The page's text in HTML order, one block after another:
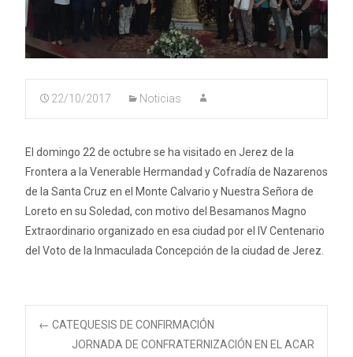
22/10/2017 Noticias
El domingo 22 de octubre se ha visitado en Jerez de la
Frontera a la Venerable Hermandad y Cofradía de Nazarenos
de la Santa Cruz en el Monte Calvario y Nuestra Señora de
Loreto en su Soledad, con motivo del Besamanos Magno
Extraordinario organizado en esa ciudad por el IV Centenario
del Voto de la Inmaculada Concepción de la ciudad de Jerez.
Navegación
← CATEQUESIS DE CONFIRMACIÓN
JORNADA DE CONFRATERNIZACIÓN EN EL ACAR